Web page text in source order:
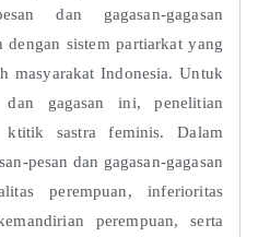
dan gagasan-gagasan
sistem partiarkat yang
masyarakat Indonesia. Untuk
dan gagasan ini, penelitian
ktitik sastra feminis. Dalam
pesan dan gagasan-gagasan
perempuan, inferioritas
perempuan, serta